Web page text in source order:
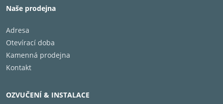
Naše prodejna
Adresa
Otevírací doba
Kamenná prodejna
Kontakt
OZVUČENÍ & INSTALACE